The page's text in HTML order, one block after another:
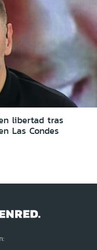
libertad tras
Las Condes